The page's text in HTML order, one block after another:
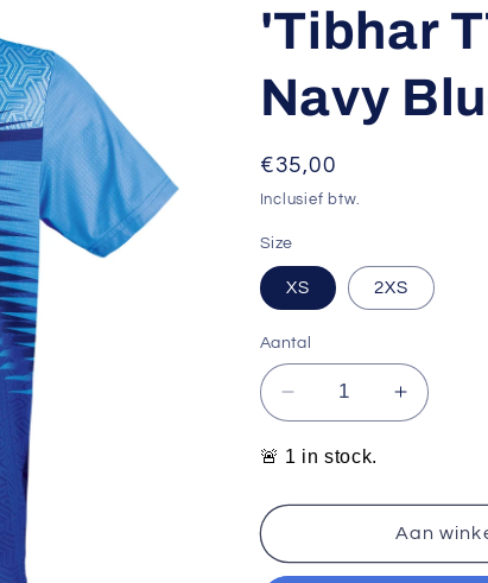
'Tibhar
Navy
Normale
prijs
€35,00
Inclusief btw.
Size
XS 2XS
Aantal
Aantal
verlagen
voor
TT-
Azur
Aantal
verhogen
TT-
Shirt
Azur
🚨 1 in stock.
Aan